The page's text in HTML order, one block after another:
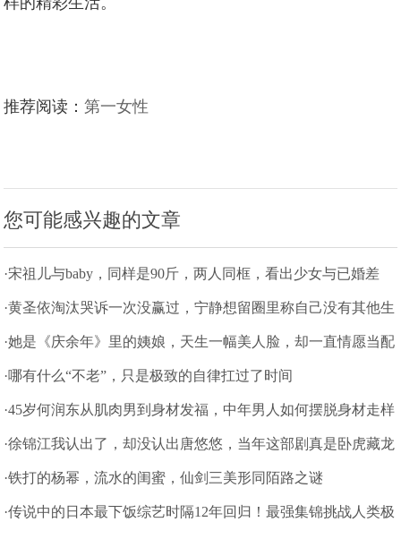
推荐阅读：第一女性
您可能感兴趣的文章
·宋祖儿与baby，同样是90斤，两人同框，看出少女与已婚差
别
·黄圣依淘汰哭诉一次没赢过，宁静想留圈里称自己没有其他生
存技能
·她是《庆余年》里的姨娘，天生一幅美人脸，却一直情愿当配
角
·哪有什么“不老”，只是极致的自律扛过了时间
·45岁何润东从肌肉男到身材发福，中年男人如何摆脱身材走样
的怪圈
·徐锦江我认出了，却没认出唐悠悠，当年这部剧真是卧虎藏龙
啊
·铁打的杨幂，流水的闺蜜，仙剑三美形同陌路之谜
·传说中的日本最下饭综艺时隔12年回归！最强集锦挑战人类极